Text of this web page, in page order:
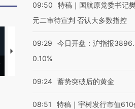
【推广】走进第四届链博
会，让数智科技“链”接产
有意思的生活方
09:50
特稿｜国航原党委书记
元二审待宣判 否认大多数指控
09:29
今日开盘：沪指报
0.10%
09:24 蓄势突破后的黄金
08:51
特稿｜宇树发行市值